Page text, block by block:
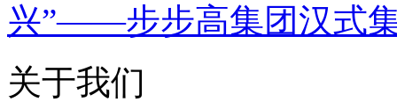
兴”——步步高集团汉式
关于我们